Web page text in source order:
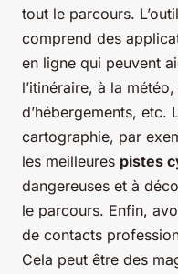
tout le parcours.
comprend des
en ligne qui peuvent
l’itinéraire, à la
d’hébergements, etc.
cartographie, par
les meilleures pistes
dangereuses et à
le parcours. Enfin,
de contacts
Cela peut être des